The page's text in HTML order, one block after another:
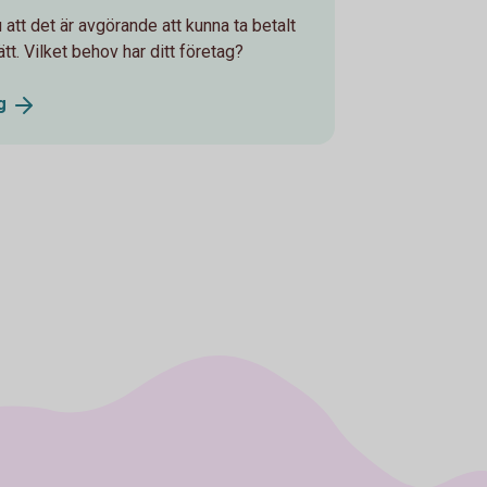
det är avgörande att kunna ta betalt
Vilket behov har ditt företag?